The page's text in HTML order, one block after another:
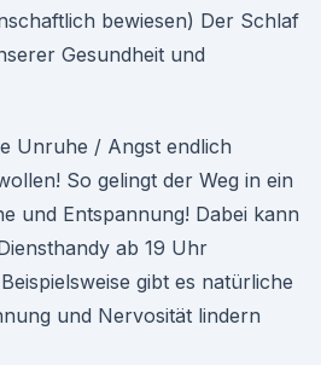
bewiesen) Der Schlaf
Gesundheit und
Unruhe / Angst endlich
So gelingt der Weg in ein
und Entspannung! Dabei kann
ab 19 Uhr
gibt es natürliche
und Nervosität lindern